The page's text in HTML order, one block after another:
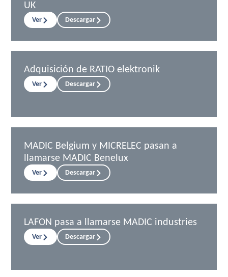
UK
Ver Descargar
Adquisición de RATIO elektronik
Ver Descargar
MADIC Belgium y MICRELEC pasan a
llamarse MADIC Benelux
Ver Descargar
LAFON pasa a llamarse MADIC industries
Ver Descargar